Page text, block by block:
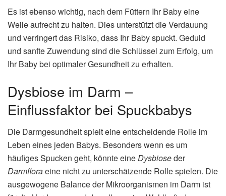
Es ist ebenso wichtig, nach dem Füttern Ihr Baby eine
Weile aufrecht zu halten. Dies unterstützt die Verdauung
und verringert das Risiko, dass Ihr Baby spuckt. Geduld
und sanfte Zuwendung sind die Schlüssel zum Erfolg, um
Ihr Baby bei optimaler Gesundheit zu erhalten.
Dysbiose im Darm –
Einflussfaktor bei Spuckbabys
Die Darmgesundheit spielt eine entscheidende Rolle im
Leben eines jeden Babys. Besonders wenn es um
häufiges Spucken geht, könnte eineDysbioseder
Darmfloraeine nicht zu unterschätzende Rolle spielen. Die
ausgewogene Balance der Mikroorganismen im Darm ist